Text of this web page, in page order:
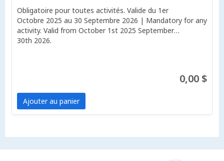
Obligatoire pour toutes activités. Valide du 1er
Octobre 2025 au 30 Septembre 2026 | Mandatory for any
activity. Valid from October 1st 2025 September
30th 2026.
0,00 $
Ajouter au panier